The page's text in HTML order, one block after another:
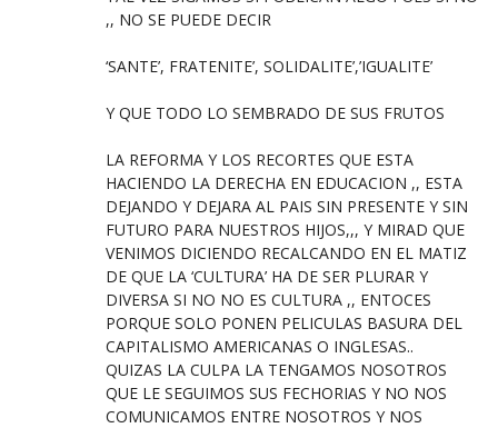
,, NO SE PUEDE DECIR
‘SANTE’, FRATENITE’, SOLIDALITE’,’IGUALITE’
Y QUE TODO LO SEMBRADO DE SUS FRUTOS
LA REFORMA Y LOS RECORTES QUE ESTA
HACIENDO LA DERECHA EN EDUCACION ,, ESTA
DEJANDO Y DEJARA AL PAIS SIN PRESENTE Y SIN
FUTURO PARA NUESTROS HIJOS,,, Y MIRAD QUE
VENIMOS DICIENDO RECALCANDO EN EL MATIZ
DE QUE LA ‘CULTURA’ HA DE SER PLURAR Y
DIVERSA SI NO NO ES CULTURA ,, ENTOCES
PORQUE SOLO PONEN PELICULAS BASURA DEL
CAPITALISMO AMERICANAS O INGLESAS..
QUIZAS LA CULPA LA TENGAMOS NOSOTROS
QUE LE SEGUIMOS SUS FECHORIAS Y NO NOS
COMUNICAMOS ENTRE NOSOTROS Y NOS